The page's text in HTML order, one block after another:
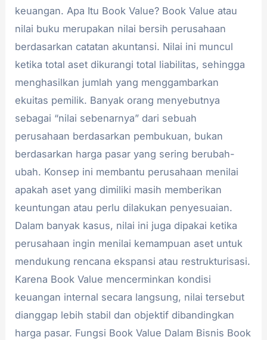
keuangan. Apa Itu Book Value? Book Value atau
nilai buku merupakan nilai bersih perusahaan
berdasarkan catatan akuntansi. Nilai ini muncul
ketika total aset dikurangi total liabilitas, sehingga
menghasilkan jumlah yang menggambarkan
ekuitas pemilik. Banyak orang menyebutnya
sebagai “nilai sebenarnya” dari sebuah
perusahaan berdasarkan pembukuan, bukan
berdasarkan harga pasar yang sering berubah-
ubah. Konsep ini membantu perusahaan menilai
apakah aset yang dimiliki masih memberikan
keuntungan atau perlu dilakukan penyesuaian.
Dalam banyak kasus, nilai ini juga dipakai ketika
perusahaan ingin menilai kemampuan aset untuk
mendukung rencana ekspansi atau restrukturisasi.
Karena Book Value mencerminkan kondisi
keuangan internal secara langsung, nilai tersebut
dianggap lebih stabil dan objektif dibandingkan
harga pasar. Fungsi Book Value Dalam Bisnis Book